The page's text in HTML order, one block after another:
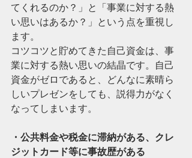
てくれるのか？」と「事業に対する熱
い思いはあるか？」という点を重視し
ます。
コツコツと貯めてきた自己資金は、事
業に対する熱い思いの結晶です。自己
資金がゼロであると、どんなに素晴ら
しいプレゼンをしても、説得力がなく
なってしまいます。
・公共料金や税金に滞納がある、クレ
ジットカード等に事故歴がある